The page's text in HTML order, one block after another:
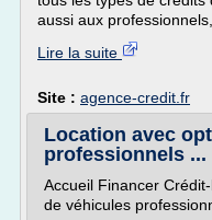
aussi aux professionnels,
Lire la suite
Site : agence-credit.fr
Location avec
professionnels ...
Accueil Financer
de véhicules